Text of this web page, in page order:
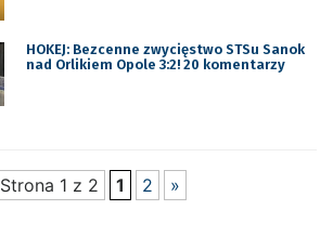
HOKEJ: Bezcenne zwycięstwo STSu Sanok
nad Orlikiem Opole 3:2! 20 komentarzy
Strona 1 z 2 1 2 »